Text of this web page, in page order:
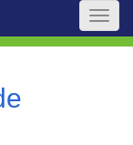
Toggle